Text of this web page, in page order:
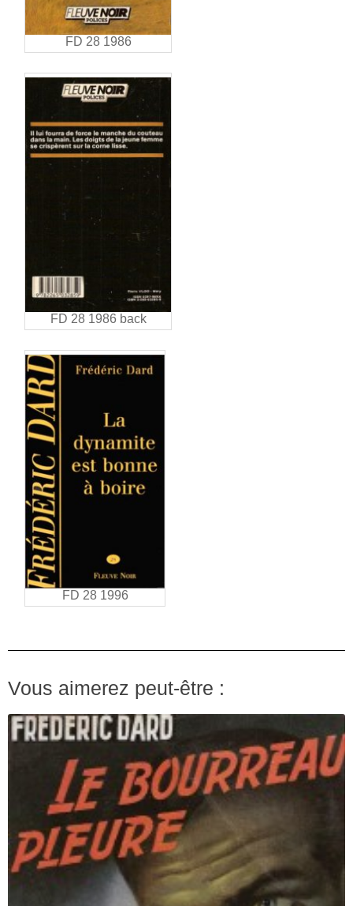
FD 28 1986
FD 28 1986 back
FD 28 1996
Vous aimerez peut-être :